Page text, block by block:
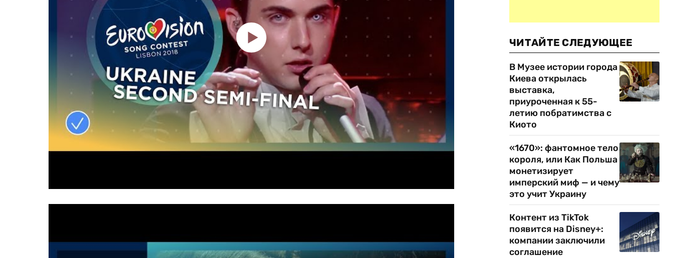
ЧИТАЙТЕ СЛЕДУЮЩЕЕ
В Музее истории города
Киева открылась
выставка,
приуроченная к 55-
летию побратимства с
Киото
«1670»: фантомное тело
короля, или Как Польша
монетизирует
имперский миф — и чему
это учит Украину
Контент из TikTok
появится на Disney+:
компании заключили
соглашение